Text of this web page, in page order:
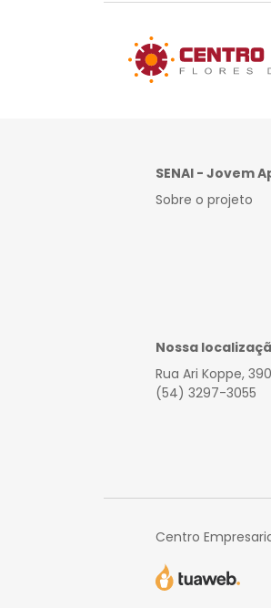
SENAI - Jovem
Sobre o projeto
Nossa
Rua Ari Koppe,
(54) 3297-3055
Centro